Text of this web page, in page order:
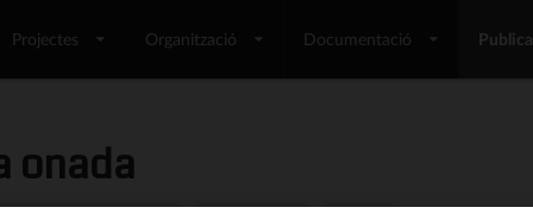
Projectes Organització Documentació
onada